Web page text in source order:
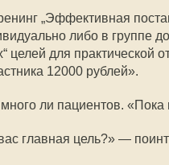
„Эффективная
либо в группе
целей для практической
12000 рублей».
ли пациентов. «Пока
главная цель?» —